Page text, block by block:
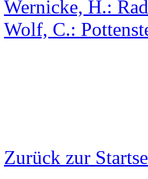
Wernicke, H.:
Wolf, C.:
Zurück zur